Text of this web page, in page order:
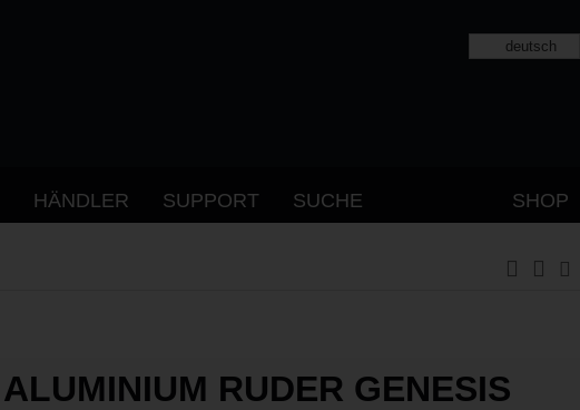
deutsch
HÄNDLER SUPPORT SUCHE SHOP
ALUMINIUM RUDER GENESIS